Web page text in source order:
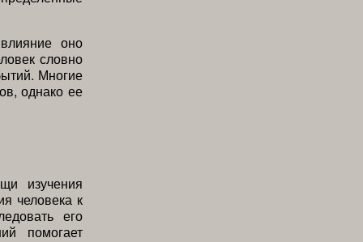
оно
словно
Многие
однако ее
изучения
человека к
его
помогает